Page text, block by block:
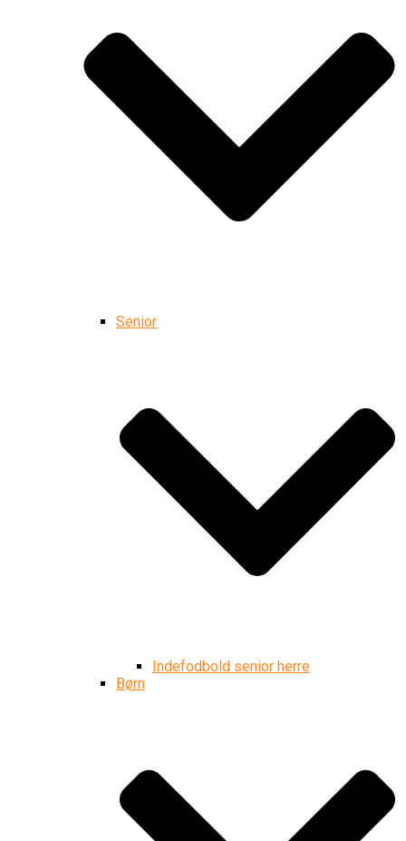
Senior
Indefodbold senior herre
Børn